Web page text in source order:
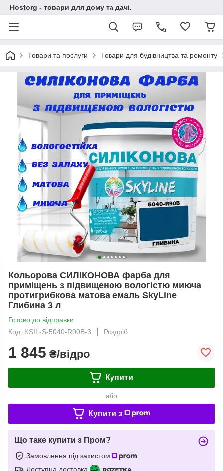
Hostorg - товари для дому та дачі.
Товари та послуги Товари для будівництва та ремонту
Кольорова СИЛІКОНОВА фарба для
приміщень з підвищеною вологістю миюча
протигрибкова матова емаль SkyLine
Глибина 3 л
Готово до відправки
Код: KSIL-S-5040-R90B-3
Роздріб
1 845 ₴/відро
Купити
або
Купити з
Що таке купити з Пром?
Замовлення під захистом
Доступна доставка